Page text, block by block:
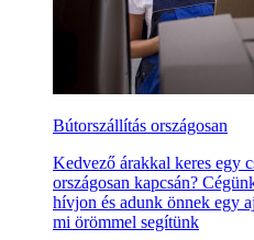
Bútorszállítás országosan
Kedvező árakkal keres egy
országosan kapcsán?
hívjon és adunk önnek egy
mi örömmel segítünk